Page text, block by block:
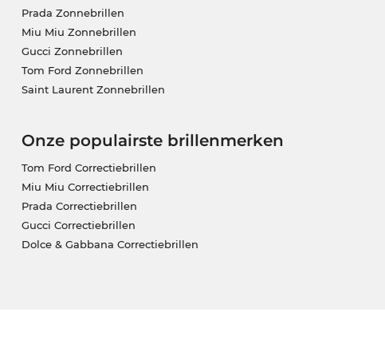
Prada Zonnebrillen
Miu Miu Zonnebrillen
Gucci Zonnebrillen
Tom Ford Zonnebrillen
Saint Laurent Zonnebrillen
Onze populairste brillenmerken
Tom Ford Correctiebrillen
Miu Miu Correctiebrillen
Prada Correctiebrillen
Gucci Correctiebrillen
Dolce & Gabbana Correctiebrillen